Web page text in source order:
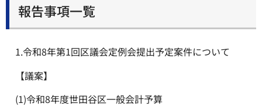
報告事項一覧
1.令和8年第1回区議会定例会提出予定案件について
【議案】
(1)令和8年度世田谷区一般会計予算